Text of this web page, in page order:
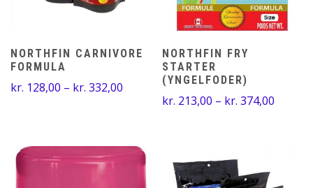
NORTHFIN CARNIVORE
FORMULA
kr. 128,00 – kr. 332,00 Prisinterval:
kr. 128,00
NORTHFIN FRY
STARTER
(YNGELFODER)
kr. 213,00 – kr. 374,00